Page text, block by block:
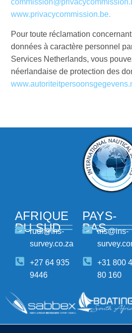
www.privacycommission.be.
Pour toute réclamation
données à caractère personnel
Services Netherlands, vous
néerlandaise de protection des
AFRIQUE
DU SUD
rudi@ins-
survey.co.za
+27 64 935
9446
PAYS-
BASins@ins-
+31 800
80 160